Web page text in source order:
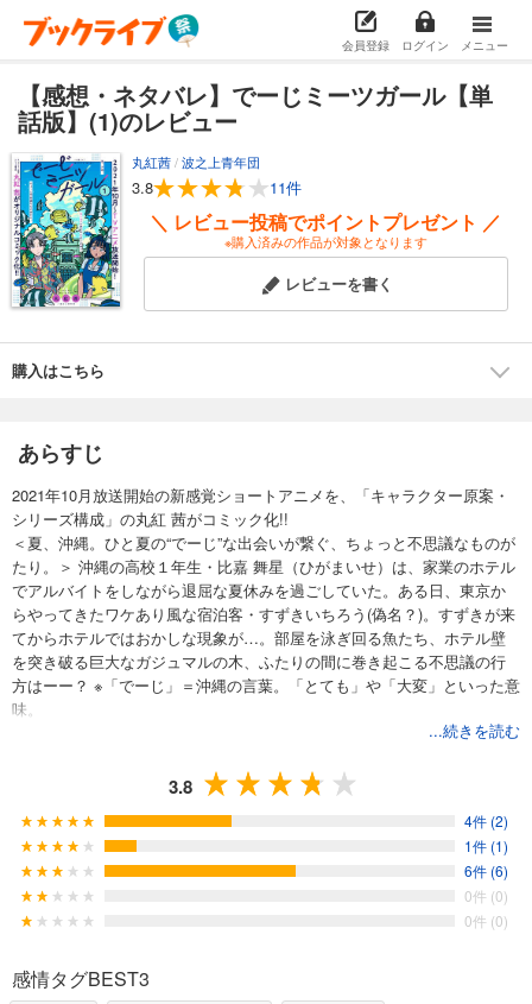
会員登録 ログイン メニュー
【感想・ネタバレ】でーじミーツガール【単
話版】(1)のレビュー
丸紅茜/波之上青年団
3.8 11件
＼ レビュー投稿でポイントプレゼント ／
※購入済みの作品が対象となります
レビューを書く
購入はこちら
あらすじ
2021年10月放送開始の新感覚ショートアニメを、「キャラクター原案・
シリーズ構成」の丸紅 茜がコミック化!!
＜夏、沖縄。ひと夏の“でーじ”な出会いが繋ぐ、ちょっと不思議なものが
たり。＞ 沖縄の高校１年生・比嘉 舞星（ひがまいせ）は、家業のホテル
でアルバイトをしながら退屈な夏休みを過ごしていた。ある日、東京か
らやってきたワケあり風な宿泊客・すずきいちろう(偽名？)。すずきが来
てからホテルではおかしな現象が…。部屋を泳ぎ回る魚たち、ホテル壁
を突き破る巨大なガジュマルの木、ふたりの間に巻き起こる不思議の行
方はーー？ ※「でーじ」＝沖縄の言葉。「とても」や「大変」といった意
味。
...続きを読む
3.8
4件 (2)
1件 (1)
6件 (6)
0件 (0)
0件 (0)
感情タグBEST3